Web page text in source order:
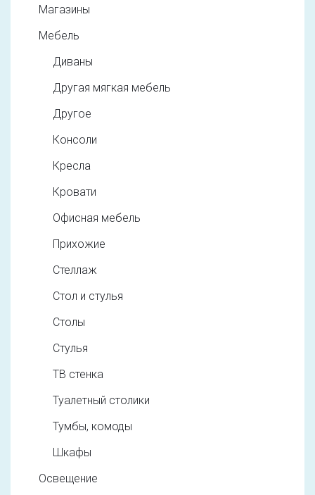
Магазины
Мебель
Диваны
Другая мягкая мебель
Другое
Консоли
Кресла
Кровати
Офисная мебель
Прихожие
Стеллаж
Стол и стулья
Столы
Стулья
ТВ стенка
Туалетный столики
Тумбы, комоды
Шкафы
Освещение